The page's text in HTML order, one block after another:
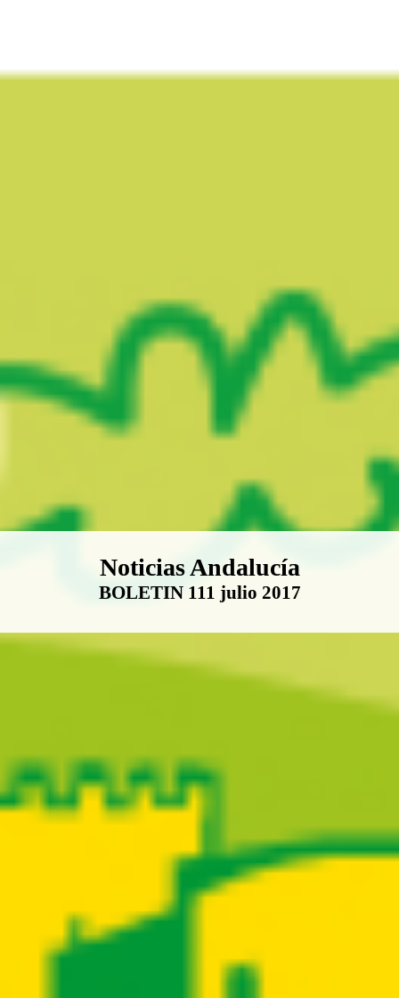
Boletín Noticias Andalucía
Noticias Andalucía
BOLETIN 111 julio 2017